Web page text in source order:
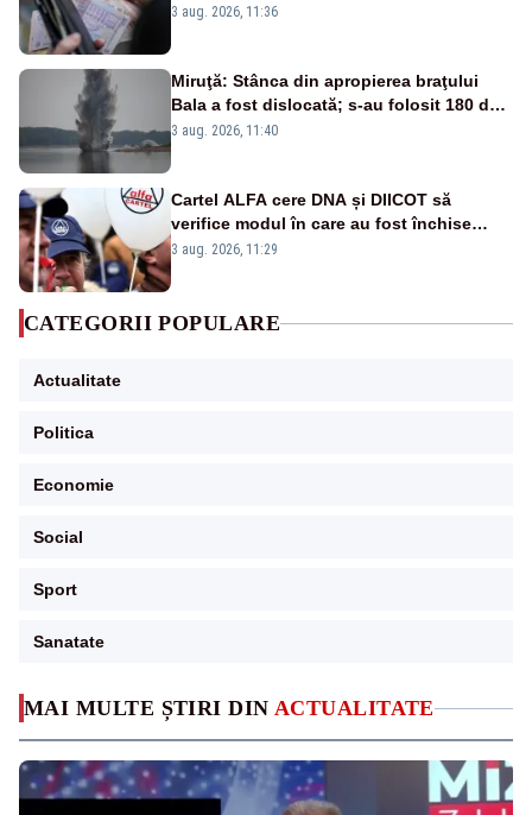
MAI MULTE ȘTIRI DIN ACTUALITATE
3 aug. 2026, 11:36
Miruţă: Stânca din apropierea braţului
Bala a fost dislocată; s-au folosit 180 de
kilograme de explozibil
3 aug. 2026, 11:40
Cartel ALFA cere DNA și DIICOT să
verifice modul în care au fost închise
centralele pe cărbune
3 aug. 2026, 11:29
CATEGORII POPULARE
Actualitate
Politica
Economie
Social
Sport
Sanatate